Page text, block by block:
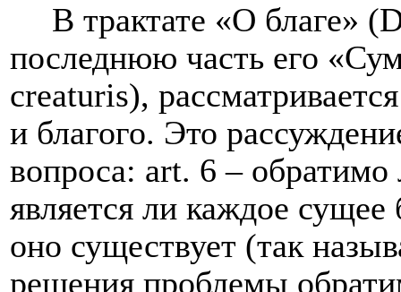
В трактате «О благе» (
последнюю часть его
creaturis),
и благого. Это
вопроса: art. 6 –
является ли каждое сущее
оно существует (так
решения проблемы